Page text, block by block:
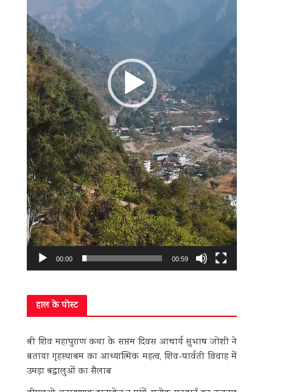
00:00 00:59
हाल के पोस्ट
श्री शिव महापुराण कथा के सप्तम दिवस आचार्य सुभाष जोशी ने
बताया गृहस्थाश्रम का आध्यात्मिक महत्व, शिव-पार्वती विवाह में
उमड़ा श्रद्धालुओं का सैलाब